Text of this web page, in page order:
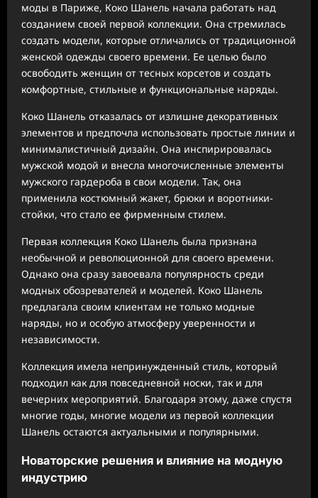
моды в Париже, Коко Шанель начала работать над
созданием своей первой коллекции. Она стремилась
создать модели, которые отличались от традиционной
женской одежды своего времени. Ее целью было
освободить женщин от тесных корсетов и создать
комфортные, стильные и функциональные наряды.
Коко Шанель отказалась от излишне декоративных
элементов и предпочла использовать простые линии и
минималистичный дизайн. Она инспирировалась
мужской модой и внесла многочисленные элементы
мужского гардероба в свои модели. Так, она
применила костюмный жакет, брюки и воротники-
стойки, что стало ее фирменным стилем.
Первая коллекция Коко Шанель была признана
необычной и революционной для своего времени.
Однако она сразу завоевала популярность среди
модных обозревателей и моделей. Коко Шанель
предлагала своим клиентам не только модные
наряды, но и особую атмосферу уверенности и
независимости.
Коллекция имела непринужденный стиль, который
подходил как для повседневной носки, так и для
вечерних мероприятий. Благодаря этому, даже спустя
многие годы, многие модели из первой коллекции
Шанель остаются актуальными и популярными.
Новаторские решения и влияние на модную
индустрию